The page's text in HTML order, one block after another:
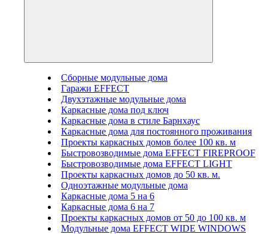
Сборные модульные дома
Гаражи EFFECT
Двухэтажные модульные дома
Каркасные дома под ключ
Каркасные дома в стиле Барнхаус
Каркасные дома для постоянного проживания
Проекты каркасных домов более 100 кв. м
Быстровозводимые дома EFFECT FIREPROOF
Быстровозводимые дома EFFECT LIGHT
Проекты каркасных домов до 50 кв. м.
Одноэтажные модульные дома
Каркасные дома 5 на 6
Каркасные дома 6 на 7
Проекты каркасных домов от 50 до 100 кв. м
Модульные дома EFFECT WIDE WINDOWS